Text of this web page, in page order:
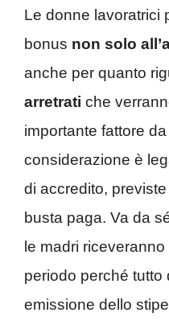
Le donne lavoratrici
bonus non solo
anche per quanto
arretrati che
importante fattore
considerazione è
di accredito,
busta paga. Va da
le madri
periodo perché tutto
emissione dello